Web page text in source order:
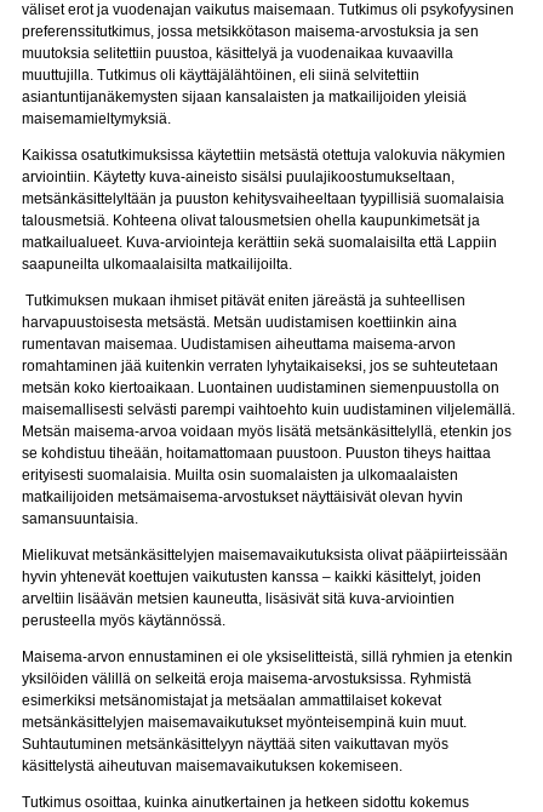
väliset erot ja vuodenajan vaikutus maisemaan. Tutkimus oli psykofyysinen
preferenssitutkimus, jossa metsikkötason maisema-arvostuksia ja sen
muutoksia selitettiin puustoa, käsittelyä ja vuodenaikaa kuvaavilla
muuttujilla. Tutkimus oli käyttäjälähtöinen, eli siinä selvitettiin
asiantuntijanäkemysten sijaan kansalaisten ja matkailijoiden yleisiä
maisemamieltymyksiä.
Kaikissa osatutkimuksissa käytettiin metsästä otettuja valokuvia näkymien
arviointiin. Käytetty kuva-aineisto sisälsi puulajikoostumukseltaan,
metsänkäsittelyltään ja puuston kehitysvaiheeltaan tyypillisiä suomalaisia
talousmetsiä. Kohteena olivat talousmetsien ohella kaupunkimetsät ja
matkailualueet. Kuva-arviointeja kerättiin sekä suomalaisilta että Lappiin
saapuneilta ulkomaalaisilta matkailijoilta.
Tutkimuksen mukaan ihmiset pitävät eniten järeästä ja suhteellisen
harvapuustoisesta metsästä. Metsän uudistamisen koettiinkin aina
rumentavan maisemaa. Uudistamisen aiheuttama maisema-arvon
romahtaminen jää kuitenkin verraten lyhytaikaiseksi, jos se suhteutetaan
metsän koko kiertoaikaan. Luontainen uudistaminen siemenpuustolla on
maisemallisesti selvästi parempi vaihtoehto kuin uudistaminen viljelemällä.
Metsän maisema-arvoa voidaan myös lisätä metsänkäsittelyllä, etenkin jos
se kohdistuu tiheään, hoitamattomaan puustoon. Puuston tiheys haittaa
erityisesti suomalaisia. Muilta osin suomalaisten ja ulkomaalaisten
matkailijoiden metsämaisema-arvostukset näyttäisivät olevan hyvin
samansuuntaisia.
Mielikuvat metsänkäsittelyjen maisemavaikutuksista olivat pääpiirteissään
hyvin yhtenevät koettujen vaikutusten kanssa – kaikki käsittelyt, joiden
arveltiin lisäävän metsien kauneutta, lisäsivät sitä kuva-arviointien
perusteella myös käytännössä.
Maisema-arvon ennustaminen ei ole yksiselitteistä, sillä ryhmien ja etenkin
yksilöiden välillä on selkeitä eroja maisema-arvostuksissa. Ryhmistä
esimerkiksi metsänomistajat ja metsäalan ammattilaiset kokevat
metsänkäsittelyjen maisemavaikutukset myönteisempinä kuin muut.
Suhtautuminen metsänkäsittelyyn näyttää siten vaikuttavan myös
käsittelystä aiheutuvan maisemavaikutuksen kokemiseen.
Tutkimus osoittaa, kuinka ainutkertainen ja hetkeen sidottu kokemus